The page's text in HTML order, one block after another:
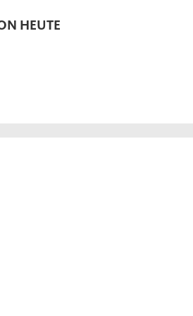
HEUTE